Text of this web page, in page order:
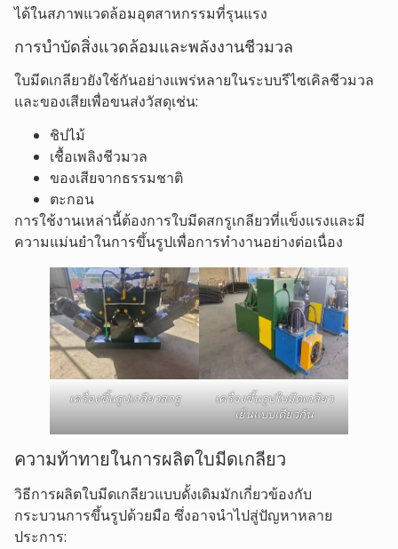
ได้ในสภาพแวดล้อมอุตสาหกรรมที่รุนแรง
การบำบัดสิ่งแวดล้อมและพลังงานชีวมวล
ใบมีดเกลียวยังใช้กันอย่างแพร่หลายในระบบรีไซเคิลชีวมวล
และของเสียเพื่อขนส่งวัสดุเช่น:
ชิปไม้
เชื้อเพลิงชีวมวล
ของเสียจากธรรมชาติ
ตะกอน
การใช้งานเหล่านี้ต้องการใบมีดสกรูเกลียวที่แข็งแรงและมี
ความแม่นยำในการขึ้นรูปเพื่อการทำงานอย่างต่อเนื่อง
เครื่องขึ้นรูปเกลียวสกรู
เครื่องขึ้นรูปใบมีดเกลียว
เย็นแบบเดียวกัน
ความท้าทายในการผลิตใบมีดเกลียว
วิธีการผลิตใบมีดเกลียวแบบดั้งเดิมมักเกี่ยวข้องกับ
กระบวนการขึ้นรูปด้วยมือ ซึ่งอาจนำไปสู่ปัญหาหลาย
ประการ: